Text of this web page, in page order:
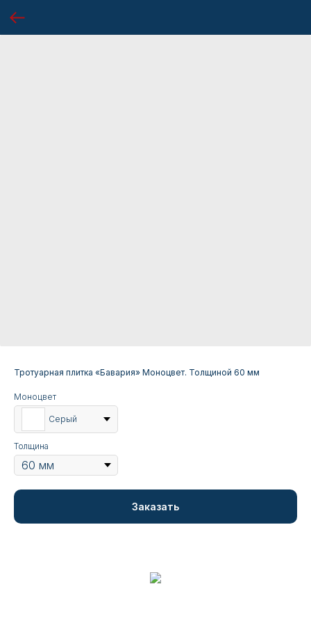
Тротуарная плитка «Бавария» Моноцвет. Толщиной 60 мм
Моноцвет
Серый
Толщина
Заказать